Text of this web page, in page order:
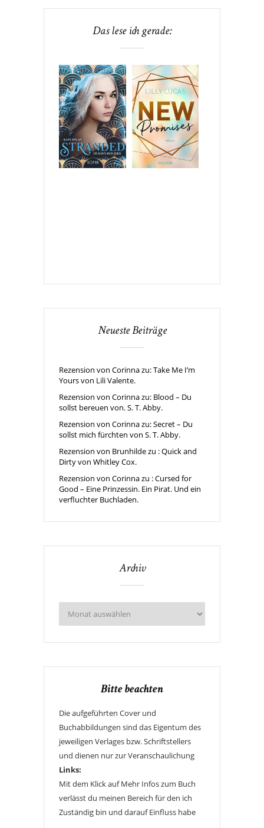
Das lese ich gerade:
Neueste Beiträge
Rezension von Corinna zu: Take Me I’m
Yours von Lili Valente.
Rezension von Corinna zu: Blood – Du
sollst bereuen von. S. T. Abby.
Rezension von Corinna zu: Secret – Du
sollst mich fürchten von S. T. Abby.
Rezension von Brunhilde zu : Quick and
Dirty von Whitley Cox.
Rezension von Corinna zu : Cursed for
Good – Eine Prinzessin. Ein Pirat. Und ein
verfluchter Buchladen.
Archiv
Bitte beachten
Die aufgeführten Cover und
Buchabbildungen sind das Eigentum des
jeweiligen Verlages bzw. Schriftstellers
und dienen nur zur Veranschaulichung
Links:
Mit dem Klick auf Mehr Infos zum Buch
verlässt du meinen Bereich für den ich
Zuständig bin und darauf Einfluss habe